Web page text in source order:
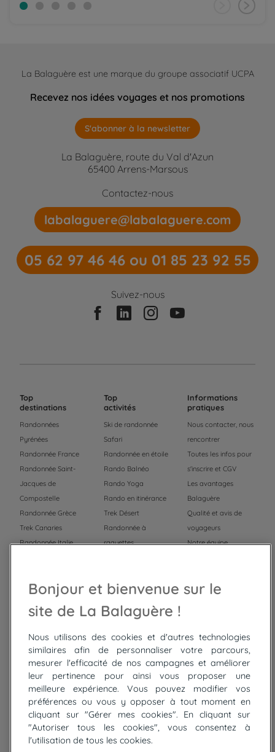
La Balaguère est une marque du groupe associatif UCPA
Recevez nos idées voyages et nos promotions
S'abonner à la newsletter
La Balaguère, route du Val d'Azun
65400 Arrens-Marsous
Contactez-nous
labalaguere@labalaguere.com
05 62 97 46 46 ou 01 85 23 92 55
Suivez-nous
Top
destinations
Randonnées
Pyrénées
Randonnée France
Randonnée Saint-
Jacques de
Compostelle
Randonnée Grèce
Trek Canaries
Randonnée Italie
Trek Mauritanie
Top
activités
Ski de randonnée
Safari
Randonnée en étoile
Rando Balnéo
Rando Yoga
Rando en itinérance
Trek Désert
Randonnée à
raquettes
Trek
Informations
pratiques
Nous contacter, nous
rencontrer
Toutes les infos pour
s'inscrire et CGV
Les avantages
Balaguère
Qualité et avis de
voyageurs
Notre équipe
Top
circuits
Tour du lac de Constance à vélo
Cyclades : Amorgos et Naxos
Randonnée aux Bardenas Reales
De Collioure à Cadaquès à pied
Découverte des trésors de Madère
Rando Réunion en douceur
Bonjour et bienvenue sur le
site de La Balaguère !
Nous utilisons des cookies et d'autres technologies
similaires afin de personnaliser votre parcours,
mesurer l'efficacité de nos campagnes et améliorer
leur pertinence pour ainsi vous proposer une
meilleure expérience. Vous pouvez modifier vos
préférences ou vous y opposer à tout moment en
cliquant sur "Gérer mes cookies". En cliquant sur
"Autoriser tous les cookies", vous consentez à
l'utilisation de tous les cookies.